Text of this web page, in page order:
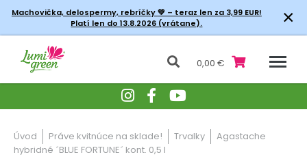
Machovička, delospermy, rebríčky💚 – teraz len za 3,99 EUR!
Platí len do 13.8.2026 (vrátane).
×
0,00 €
Úvod Práve kvitnúce na sklade! Trvalky
Agastache
hybridné ´BLUE FORTUNE´ kont. 0,5 l